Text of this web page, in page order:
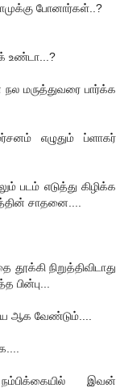
போனார்கள்..?
உண்டா...?
மருத்துவரை பார்க்க
எழுதும் ப்ளாகர்
படம் எடுத்து கிழிக்க
சாதனை....
நிறுத்திவிடாது
பின்பு...
ஆக வேண்டும்....
இவன்